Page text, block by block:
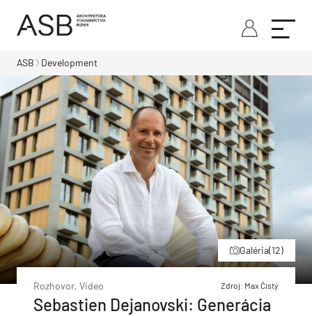
ASB Development
Galéria(12)
Rozhovor, Video Zdroj: Max Čistý
Sebastien Dejanovski: Generácia